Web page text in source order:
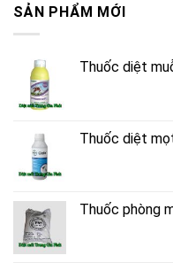
SẢN PHẨM MỚI
Thuốc diệt
Thuốc diệt
Thuốc phòng